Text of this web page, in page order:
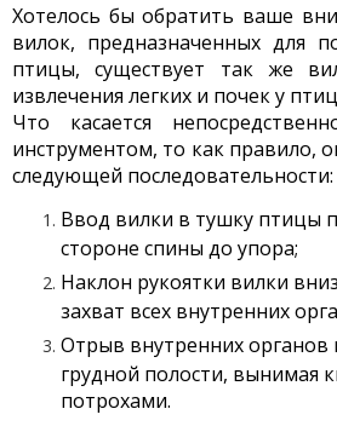
Хотелось бы обратить ваше
вилок, предназначенных для
птицы, существует так же
извлечения легких и почек у
Что касается
инструментом, то как правило,
следующей последовательности:
Ввод вилки в тушку птицы
стороне спины до упора;
Наклон рукоятки вилки
захват всех внутренних
Отрыв внутренних органов
грудной полости, вынимая
потрохами.